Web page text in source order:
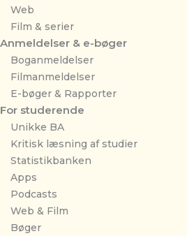
Web
Film & serier
Anmeldelser & e-bøger
Boganmeldelser
Filmanmeldelser
E-bøger & Rapporter
For studerende
Unikke BA
Kritisk læsning af studier
Statistikbanken
Apps
Podcasts
Web & Film
Bøger